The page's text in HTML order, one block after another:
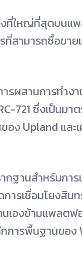
งที่ใหญ่ที่สุดบนแ
ที่สามารถซื้อขา
รผสานการทำง
721 ซึ่งเป็นมา
ของ Upland แล
กฐานสำหรับกา
ารเชื่อมโยงสิน
เองข้ามแพลต
การพื้นฐานของ